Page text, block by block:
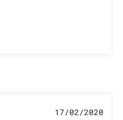
17/02/2020